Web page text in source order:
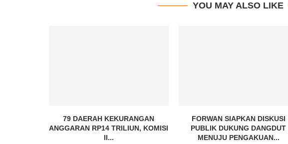
YOU MAY ALSO LIKE
79 DAERAH KEKURANGAN
ANGGARAN RP14 TRILIUN, KOMISI
II...
FORWAN SIAPKAN DISKUSI
PUBLIK DUKUNG DANGDUT
MENUJU PENGAKUAN...